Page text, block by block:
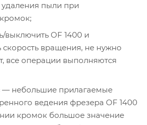
пыли при
выключить OF 1400 и
скорость вращения, не нужно
все операции выполняются
— небольшие прилагаемые
ведения фрезера OF 1400
кромок большое значение